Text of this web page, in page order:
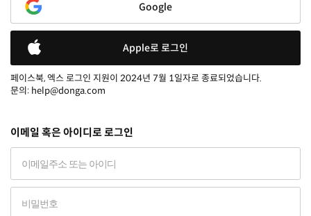
Google
Apple로 로그인
페이스북, 엑스 로그인 지원이 2024년 7월 1일자로 종료되었습니다.
문의: help@donga.com
이메일 혹은 아이디로 로그인